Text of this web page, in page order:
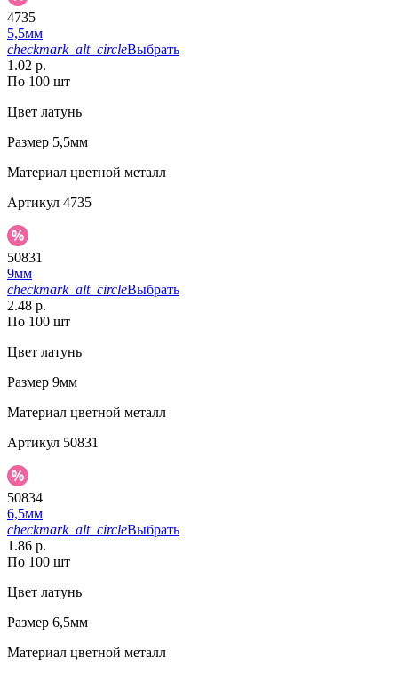
4735
5,5мм
checkmark_alt_circleВыбрать
1.02 р.
По 100 шт
Цвет латунь
Размер 5,5мм
Материал цветной металл
Артикул 4735
50831
9мм
checkmark_alt_circleВыбрать
2.48 р.
По 100 шт
Цвет латунь
Размер 9мм
Материал цветной металл
Артикул 50831
50834
6,5мм
checkmark_alt_circleВыбрать
1.86 р.
По 100 шт
Цвет латунь
Размер 6,5мм
Материал цветной металл